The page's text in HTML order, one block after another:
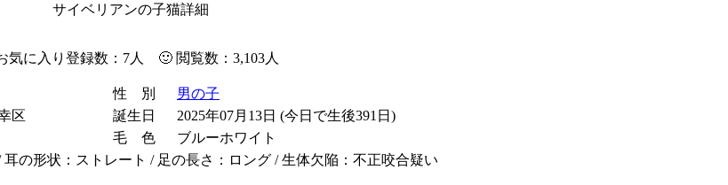
サイベリアンの子猫詳細
気に入り登録数：7人 🙂 閲覧数：3,103人
性 別
男の子
区 誕生日
2025年07月13日 (今日で生後391日)
毛 色
ブルーホワイト
の形状：ストレート / 足の長さ：ロング / 生体欠陥：不正咬合疑い